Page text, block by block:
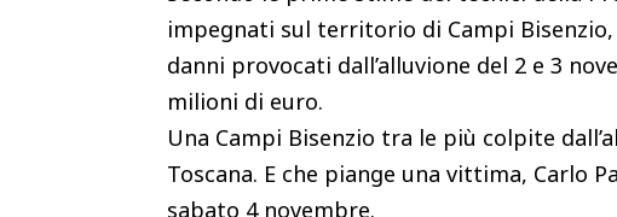
impegnati sul territorio di Campi
danni provocati dall’alluvione del 2 e 3
milioni di euro.
Una Campi Bisenzio tra le più colpite
Toscana. E che piange una vittima, Carlo
sabato 4 novembre.